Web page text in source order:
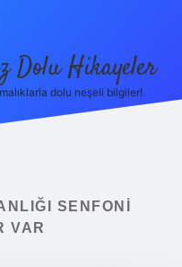
Dolu Hikayeler
dolu neşeli bilgiler!
SENFONI
VAR